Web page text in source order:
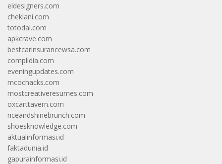
eldesigners.com
cheklani.com
totodal.com
apkcrave.com
bestcarinsurancewsa.com
complidia.com
eveningupdates.com
mcochacks.com
mostcreativeresumes.com
oxcarttavern.com
riceandshinebrunch.com
shoesknowledge.com
aktualinformasi.id
faktadunia.id
gapurainformasi.id